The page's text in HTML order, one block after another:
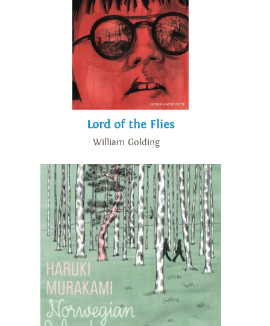
Lord of the Flies
William Golding